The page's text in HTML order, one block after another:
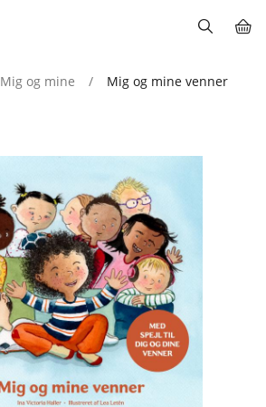
Mig og mine / Mig og mine venner